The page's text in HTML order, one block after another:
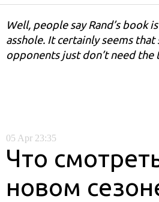
Well, people say Rand’s book
asshole. It certainly seems that
opponents just don’t need the
05 Apr 23:35
Что
новом